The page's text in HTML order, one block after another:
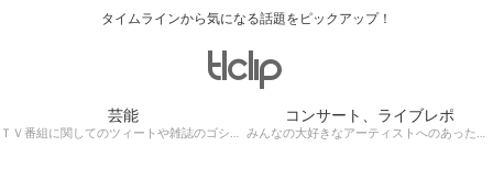
タイムラインから気になる話題をピックアップ！
芸能
ＴＶ番組に関してのツィートや雑誌のゴシップ記事、芸能人目撃情報・ロケ現場遭遇・・・
コンサート、ライブレポ
みんなの大好きなアーティストへのあったかぁ～い思いをツイッターレポートに保存！